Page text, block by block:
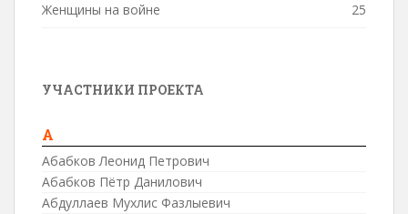
Женщины на войне 25
УЧАСТНИКИ ПРОЕКТА
А
Абабков Леонид Петрович
Абабков Пётр Данилович
Абдуллаев Мухлис Фазлыевич